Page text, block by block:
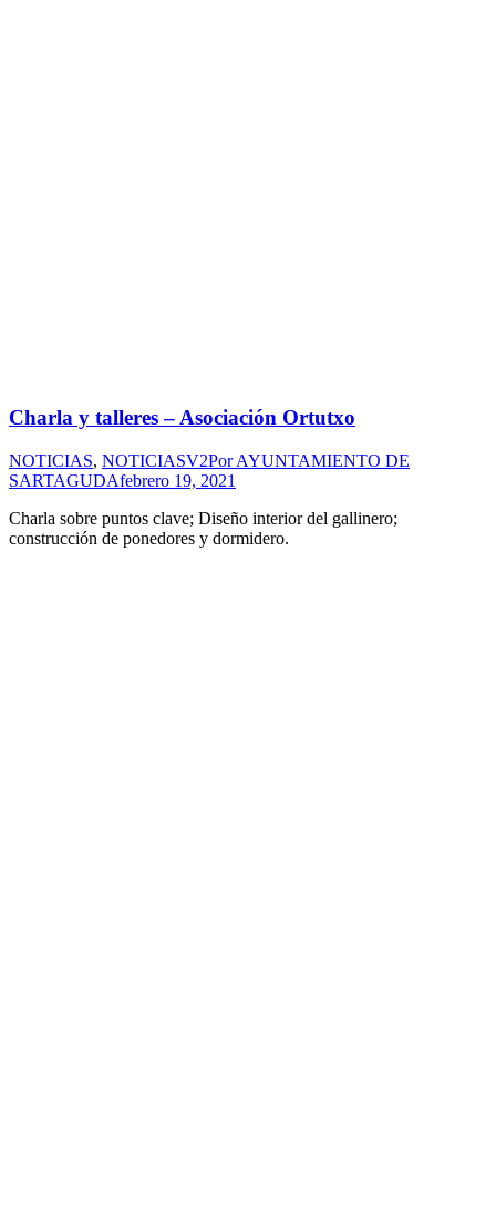
Charla y talleres – Asociación Ortutxo
NOTICIAS, NOTICIASV2PorAYUNTAMIENTO DE
SARTAGUDAfebrero 19, 2021
Charla sobre puntos clave; Diseño interior del gallinero;
construcción de ponedores y dormidero.